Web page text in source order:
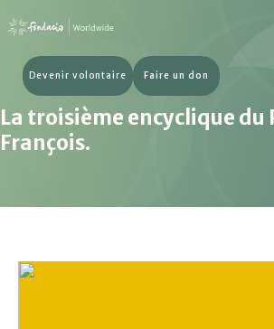
Devenir volontaire Faire un don
La troisième encyclique du
François.